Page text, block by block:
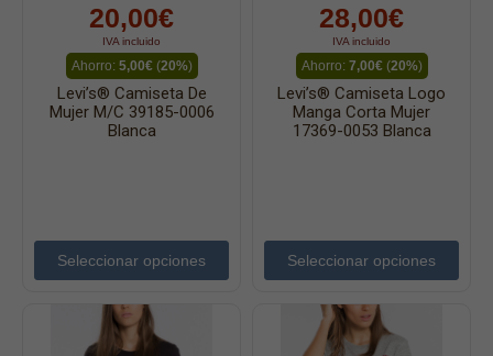
20,00€
IVA incluido
Ahorro: 5,00€(20%)
Levi’s® Camiseta De
Mujer M/c 39185-0006
Blanca
Seleccionar opciones
28,00€
IVA incluido
Ahorro: 7,00€(20%)
Levi’s® Camiseta Logo
Manga Corta Mujer
17369-0053 Blanca
Seleccionar opciones